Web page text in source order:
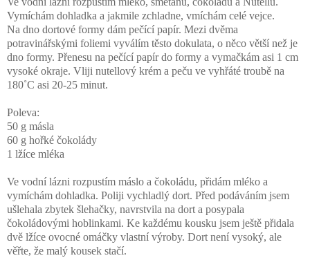
Vymíchám dohladka a jakmile zchladne, vmíchám celé vejce.
Na dno dortové formy dám pečící papír. Mezi dvěma
potravinářskými foliemi vyválím těsto dokulata, o něco větší než je
dno formy. Přenesu na pečící papír do formy a vymačkám asi 1 cm
vysoké okraje. Vliji nutellový krém a peču ve vyhřáté troubě na
180˚C asi 20-25 minut.
Poleva:
50 g másla
60 g hořké čokolády
1 lžíce mléka
Ve vodní lázni rozpustím máslo a čokoládu, přidám mléko a
vymíchám dohladka. Poliji vychladlý dort. Před podáváním jsem
ušlehala zbytek šlehačky, navrstvila na dort a posypala
čokoládovými hoblinkami. Ke každému kousku jsem ještě přidala
dvě lžíce ovocné omáčky vlastní výroby. Dort není vysoký, ale
věřte, že malý kousek stačí.